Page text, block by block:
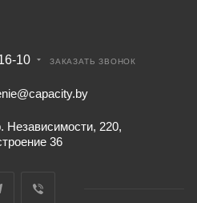
10 ЗАКАЗАТЬ ЗВОНОК
Независимости, 220,
36